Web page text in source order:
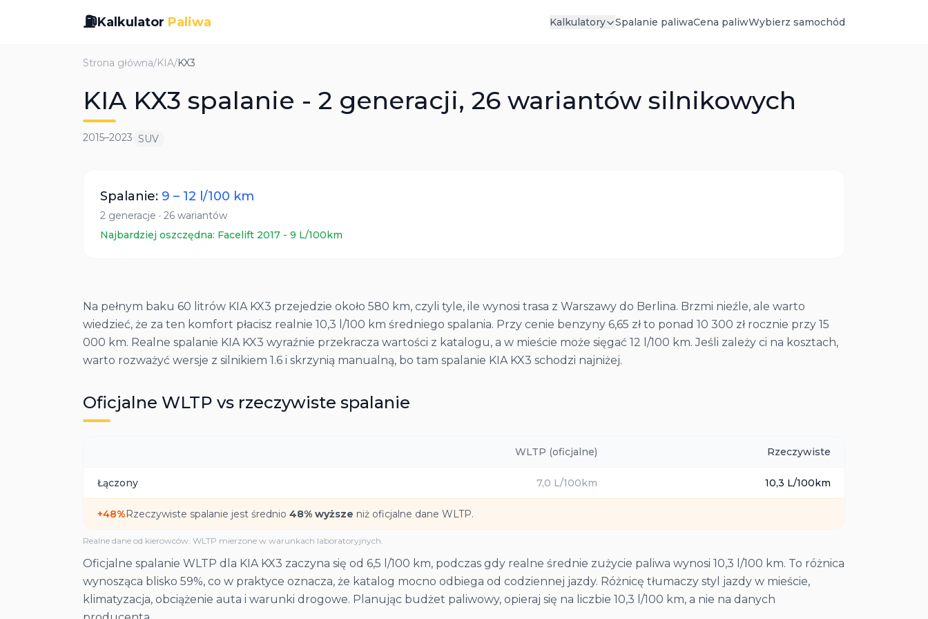
⛽Kalkulator Paliwa Kalkulatory Spalanie paliwaCena paliwWybierz samochód
Strona główna/KIA/KX3
KIA KX3 spalanie - 2 generacji, 26 wariantów silnikowych
2015–2023 SUV
Spalanie: 9 – 12 l/100 km
2 generacje · 26 wariantów
Najbardziej oszczędna: Facelift 2017 - 9 L/100km
Na pełnym baku 60 litrów KIA KX3 przejedzie około 580 km, czyli tyle, ile wynosi trasa z Warszawy do Berlina. Brzmi nieźle, ale warto
wiedzieć, że za ten komfort płacisz realnie 10,3 l/100 km średniego spalania. Przy cenie benzyny 6,65 zł to ponad 10 300 zł rocznie przy 15
000 km. Realne spalanie KIA KX3 wyraźnie przekracza wartości z katalogu, a w mieście może sięgać 12 l/100 km. Jeśli zależy ci na kosztach,
warto rozważyć wersje z silnikiem 1.6 i skrzynią manualną, bo tam spalanie KIA KX3 schodzi najniżej.
Oficjalne WLTP vs rzeczywiste spalanie
WLTP (oficjalne) Rzeczywiste
Łączony 7,0 L/100km 10,3 L/100km
+48%Rzeczywiste spalanie jest średnio 48% wyższe niż oficjalne dane WLTP.
Realne dane od kierowców. WLTP mierzone w warunkach laboratoryjnych.
Oficjalne spalanie WLTP dla KIA KX3 zaczyna się od 6,5 l/100 km, podczas gdy realne średnie zużycie paliwa wynosi 10,3 l/100 km. To różnica
wynosząca blisko 59%, co w praktyce oznacza, że katalog mocno odbiega od codziennej jazdy. Różnicę tłumaczy styl jazdy w mieście,
klimatyzacja, obciążenie auta i warunki drogowe. Planując budżet paliwowy, opieraj się na liczbie 10,3 l/100 km, a nie na danych